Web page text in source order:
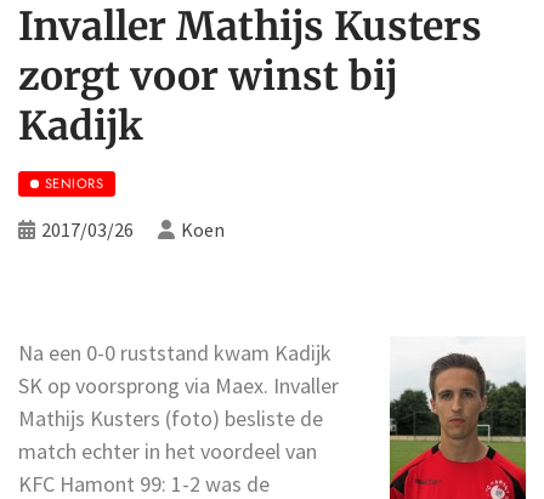
Invaller Mathijs Kusters
zorgt voor winst bij
Kadijk
SENIORS
2017/03/26 Koen
Na een 0-0 ruststand kwam Kadijk
SK op voorsprong via Maex. Invaller
Mathijs Kusters (foto) besliste de
match echter in het voordeel van
KFC Hamont 99: 1-2 was de